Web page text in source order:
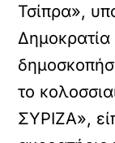
Τσίπρα»,
το
ΣΥΡΙΖΑ»,